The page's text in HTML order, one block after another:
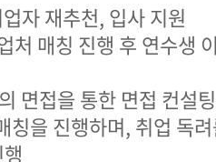
자 재추천, 입사 지원
처 매칭 진행 후 연수생
면접을 통한 면접 컨설
칭을 진행하며, 취업 독